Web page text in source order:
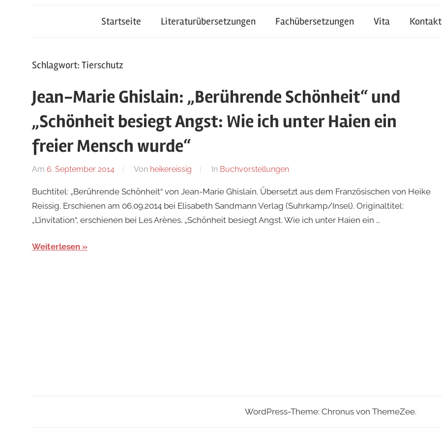
Startseite Literaturübersetzungen Fachübersetzungen Vita Kontakt
Schlagwort: Tierschutz
Jean-Marie Ghislain: „Berührende Schönheit“ und
„Schönheit besiegt Angst: Wie ich unter Haien ein
freier Mensch wurde“
Am 6. September 2014 Von heikereissig In Buchvorstellungen
Buchtitel: „Berührende Schönheit“ von Jean-Marie Ghislain. Übersetzt aus dem Französischen von Heike
Reissig. Erschienen am 06.09.2014 bei Elisabeth Sandmann Verlag (Suhrkamp/Insel). Originaltitel:
„L’invitation“, erschienen bei Les Arènes. „Schönheit besiegt Angst. Wie ich unter Haien ein …
Weiterlesen
WordPress-Theme: Chronus von ThemeZee.